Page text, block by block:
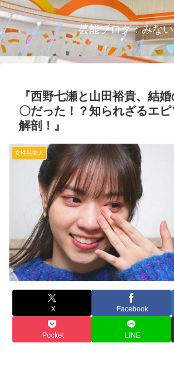
芸能ブログ：みな
『西野七瀬と山田裕貴、結
〇だった！？知られざるエ
解剖！』
女性芸能人
X Facebook
Pocket LINE